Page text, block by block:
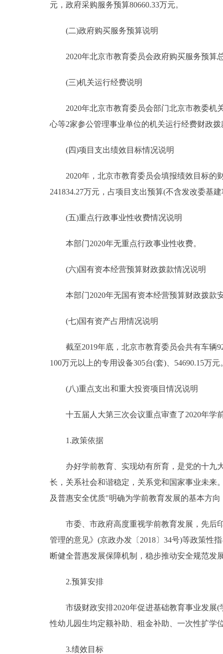
元，政府采购服务预算80660.33万元。
(二)政府购买服务预算说明
2020年北京市教育委员会政府购买服务预算总
(三)机关运行经费说明
2020年北京市教育委员会部门北京市教委机
心等2家参公管理事业单位的机关运行经费财政拨
(四)项目支出绩效目标情况说明
2020年，北京市教育委员会填报绩效目标的财
241834.27万元，占项目支出预算(不含发改委基
(五)重点行政事业性收费情况说明
本部门2020年无重点行政事业性收费。
(六)国有资本经营预算财政拨款情况说明
本部门2020年无国有资本经营预算财政拨款
(七)国有资产占用情况说明
截至2019年底，北京市教育委员会共有车辆
100万元以上的专用设备305台(套)、54690.15万元
(八)重点支出和重大投资项目情况说明
十五届人大第三次会议重点审查了2020年学
1.政策依据
办好学前教育、实现幼有所育，是党的十九大
长，关系社会和谐稳定，关系党和国家事业未来
及普惠安全优质"明确为学前教育发展的基本方
市委、市政府高度重视学前教育发展，先后印
管理的意见》(京政办发〔2018〕34号)等政策性
断健全普惠发展保障机制，稳步推动安全规范发
2.预算安排
市级财政安排2020年促进基础教育事业发展(
性幼儿园生均定额补助、租金补助、一次性扩学
3.绩效目标